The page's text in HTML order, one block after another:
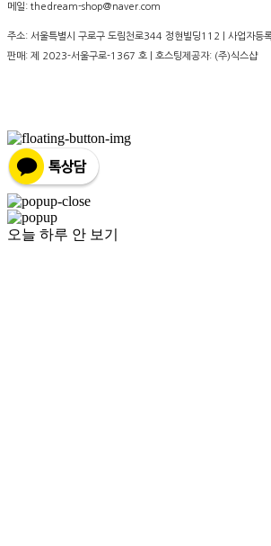
메일: thedream-shop@naver.com
주소: 서울특별시 구로구 도림천로344 정현빌딩112 | 사업자등
판매: 제 2023-서울구로-1367 호 | 호스팅제공자: (주)식스샵
오늘 하루 안 보기